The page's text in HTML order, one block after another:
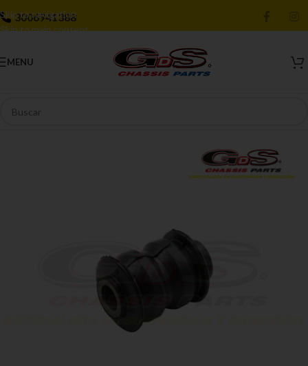
Skip to navigation
Skip to main content
3006941388
MENU